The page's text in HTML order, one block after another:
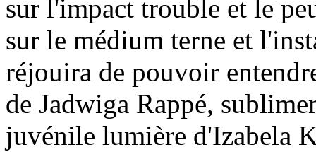
sur l'impact trouble et le
sur le médium terne et
réjouira de pouvoir
de Jadwiga Rappé,
juvénile lumière d'Izabela